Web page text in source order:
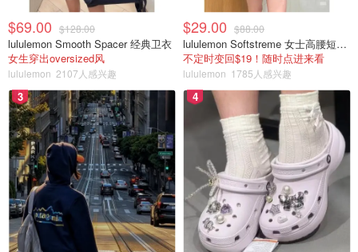
$69.00 $128.00
lululemon Smooth Spacer 经典卫衣
女生穿出oversized风
lululemon 2107人感兴趣
$29.00 $88.00
lululemon Softstreme 女士高腰短裤 10cm
不定时变回$19！随时点进来看
lululemon 1785人感兴趣
3 4